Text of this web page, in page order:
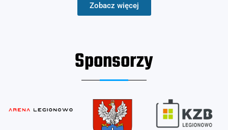
Zobacz więcej
Sponsorzy